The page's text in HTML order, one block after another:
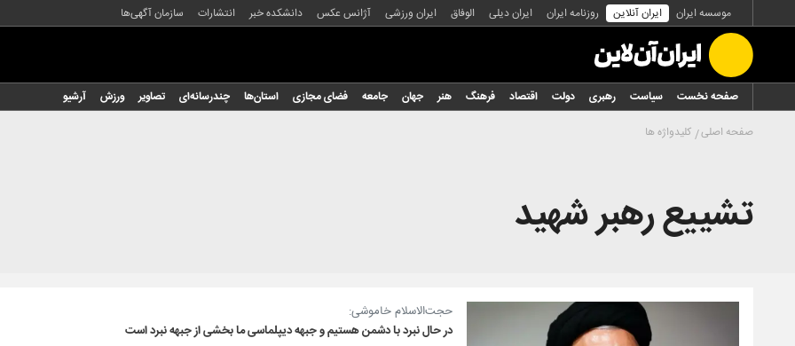
موسسه ایران ایران آنلاین روزنامه ایران ایران دیلی الوفاق ایران ورزشی آژانس عکس دانشکده خبر انتشارات سازمان آگهی‌ها
صفحه نخست سیاست رهبری دولت اقتصاد فرهنگ هنر جهان جامعه فضای مجازی استان‌ها چندرسانه‌ای تصاویر ورزش آرشیو
صفحه اصلی کلیدواژه ها
تشییع رهبر شهید
حجت‌الاسلام خاموشی:
در حال نبرد با دشمن هستیم و جبهه دیپلماسی ما بخشی از جبهه نبرد است